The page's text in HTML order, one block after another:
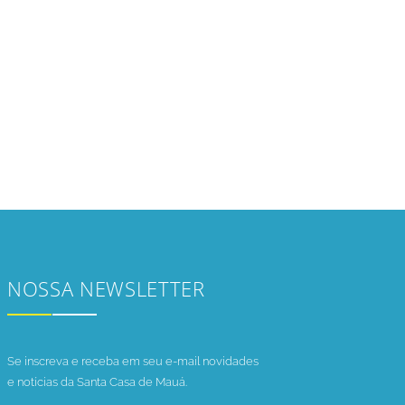
NOSSA NEWSLETTER
Se inscreva e receba em seu e-mail novidades
e notícias da Santa Casa de Mauá.